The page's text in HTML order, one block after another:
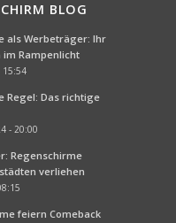
BLOG
als Werbeträger: Ihr
Rampenlicht
15:54
Regel: Das richtige
- 20:00
Regenschirme
verliehen
feiern Comeback